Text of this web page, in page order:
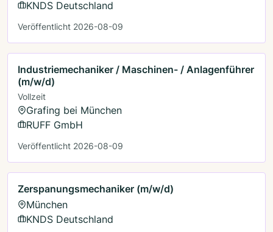
KNDS Deutschland
Veröffentlicht 2026-08-09
Industriemechaniker / Maschinen- / Anlagenführer
(m/w/d)
Vollzeit
Grafing bei München
RUFF GmbH
Veröffentlicht 2026-08-09
Zerspanungsmechaniker (m/w/d)
München
KNDS Deutschland